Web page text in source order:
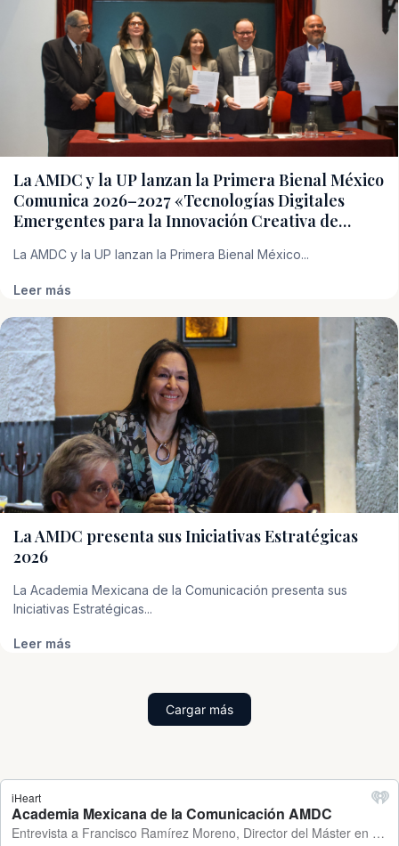
La AMDC y la UP lanzan la Primera Bienal México
Comunica 2026–2027 «Tecnologías Digitales
Emergentes para la Innovación Creativa de…
La AMDC y la UP lanzan la Primera Bienal México...
Leer más
La AMDC presenta sus Iniciativas Estratégicas
2026
La Academia Mexicana de la Comunicación presenta sus
Iniciativas Estratégicas...
Leer más
Cargar más